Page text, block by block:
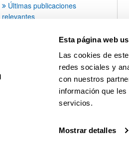
Esta página web
Las cookies de
redes sociales y
con nuestros
información que
servicios.
Mostrar detalles
Últimas publicaciones
relevantes
Libros publicados